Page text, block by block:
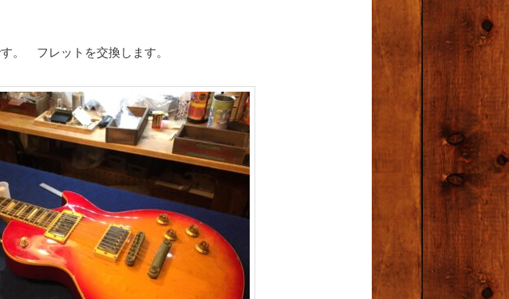
。 フレットを交換します。